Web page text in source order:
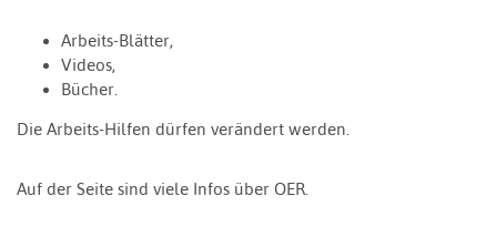
Arbeits-Blätter,
Videos,
Bücher.
Die Arbeits-Hilfen dürfen verändert werden.
Auf der Seite sind viele Infos über OER.